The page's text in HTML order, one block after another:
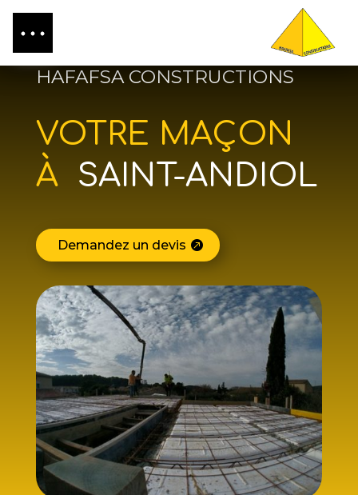
HAFAFSA CONSTRUCTIONS
VOTRE MAÇON
À SAINT-ANDIOL
Demandez un devis